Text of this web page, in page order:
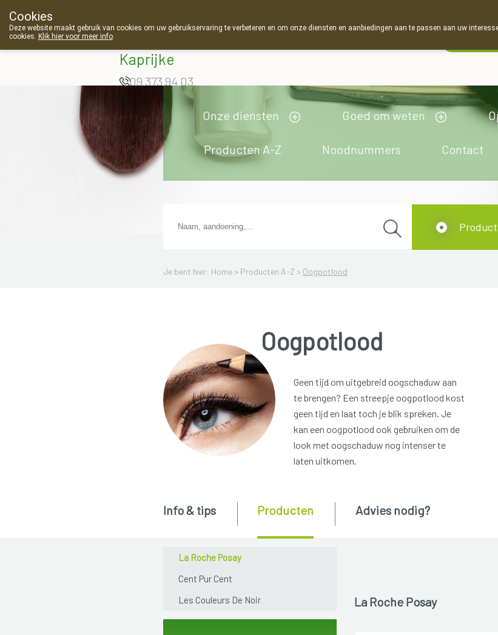
Apotheek Van
Kaprijke
09 373 94 03
Onze diensten Goed om weten
Producten A-Z Noodnummers Contact
Je bent hier: Home > Producten A-Z > Oogpotlood
Oogpotlood
Geen tijd om uitgebreid oogschaduw aan
te brengen? Een streepje oogpotlood kost
geen tijd en laat toch je blik spreken. Je
kan een oogpotlood ook gebruiken om de
look met oogschaduw nog intenser te
laten uitkomen.
La Roche Posay
Cent Pur Cent
Les Couleurs De Noir
Info & tips Producten Advies nodig?
La Roche Posay
Cookies
Deze website maakt gebruik van cookies om uw gebruikservaring te verbeteren en om onze diensten en aanbiedingen aan te passen aan uw
cookies. Klik hier voor meer info.